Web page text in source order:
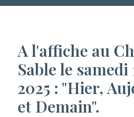
A l'affiche au
Sable le samedi
2025 : "Hier,
et Demain".